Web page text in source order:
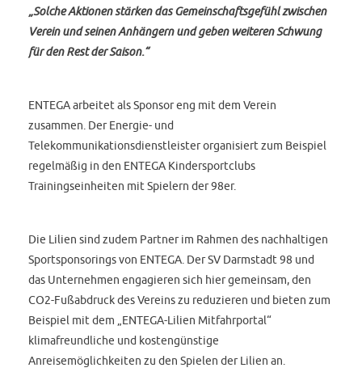
„Solche Aktionen stärken das Gemeinschaftsgefühl zwischen
Verein und seinen Anhängern und geben weiteren Schwung
für den Rest der Saison.“
ENTEGA arbeitet als Sponsor eng mit dem Verein
zusammen. Der Energie- und
Telekommunikationsdienstleister organisiert zum Beispiel
regelmäßig in den ENTEGA Kindersportclubs
Trainingseinheiten mit Spielern der 98er.
Die Lilien sind zudem Partner im Rahmen des nachhaltigen
Sportsponsorings von ENTEGA. Der SV Darmstadt 98 und
das Unternehmen engagieren sich hier gemeinsam, den
CO2-Fußabdruck des Vereins zu reduzieren und bieten zum
Beispiel mit dem „ENTEGA-Lilien Mitfahrportal“
klimafreundliche und kostengünstige
Anreisemöglichkeiten zu den Spielen der Lilien an.